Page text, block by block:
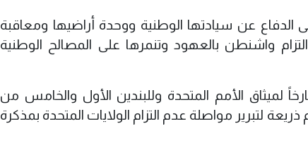
الدفاع عن سيادتها الوطنية ووحدة أراضيها ومعاقبة
واشنطن بالعهود وتنمرها على المصالح الوطنية
لميثاق الأمم المتحدة وللبندين الأول والخامس من
لتبرير مواصلة عدم التزام الولايات المتحدة بمذكرة